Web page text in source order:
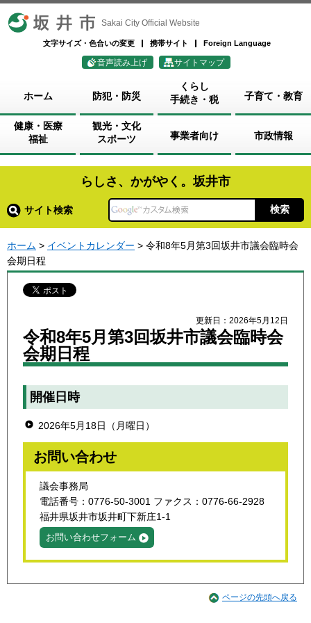
坂井市 Sakai City Official Website
文字サイズ・色合いの変更 携帯サイト Foreign Language
音声読み上げ サイトマップ
ホーム 防犯・防災
くらし
手続き・税
子育て・教育
健康・医療
福祉
観光・文化
スポーツ
事業者向け 市政情報
らしさ、かがやく。坂井市
サイト検索
ホーム > イベントカレンダー > 令和8年5月第3回坂井市議会臨時会
会期日程
更新日：2026年5月12日
令和8年5月第3回坂井市議会臨時会
会期日程
開催日時
2026年5月18日（月曜日）
お問い合わせ
議会事務局
電話番号：0776-50-3001 ファクス：0776-66-2928
福井県坂井市坂井町下新庄1-1
お問い合わせフォーム
ページの先頭へ戻る